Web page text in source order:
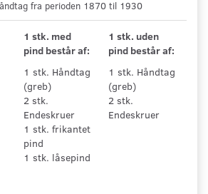
fra perioden 1870 til 1930
1 stk. med
pind består af:
1 stk. Håndtag
(greb)
2 stk.
Endeskruer
1 stk. frikantet
pind
1 stk. låsepind
1 stk. uden
pind består af:
1 stk. Håndtag
(greb)
2 stk.
Endeskruer